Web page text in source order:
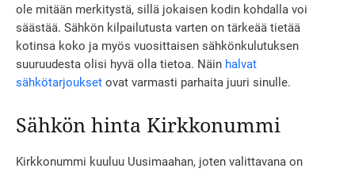
ole mitään merkitystä, sillä jokaisen kodin kohdalla voi
säästää. Sähkön kilpailutusta varten on tärkeää tietää
kotinsa koko ja myös vuosittaisen sähkönkulutuksen
suuruudesta olisi hyvä olla tietoa. Näin halvat
sähkötarjoukset ovat varmasti parhaita juuri sinulle.
Sähkön hinta Kirkkonummi
Kirkkonummi kuuluu Uusimaahan, joten valittavana on